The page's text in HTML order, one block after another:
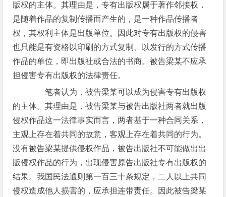
版权的主体。其理由是，专有出版权属于著作邻接权，
是随着作品的复制传播而产生的，是一种作品传播者
权，其权利主体是出版单位。因此对专有出版权的侵害
也只能是有资格以印刷的方式复制、以发行的方式传播
作品的单位，即出版社或合法的书商。被告梁某不应承
担侵害专有出版权的法律责任。
笔者认为，被告梁某可以成为侵害专有出版权
的主体。其理由是，被告梁某与被告出版社两者就出版
侵权作品这一法律事实而言，两者基于一种合同关系，
主观上存在着共同的故意，客观上存在着共同的行为。
没有被告梁某提供侵权作品，被告出版社不可能做出出
版侵权作品的行为，出现侵害原告出版社专有出版权的
结果。我国民法通则第一百三十条规定，二人以上共同
侵权造成他人损害的，应承担连带责任。因此被告梁某